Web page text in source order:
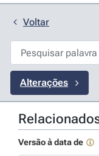
Voltar
Alterações
Versão à data de